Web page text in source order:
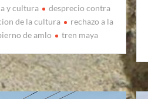
y cultura
desprecio contra
de la cultura
rechazo a la
de amlo
tren maya